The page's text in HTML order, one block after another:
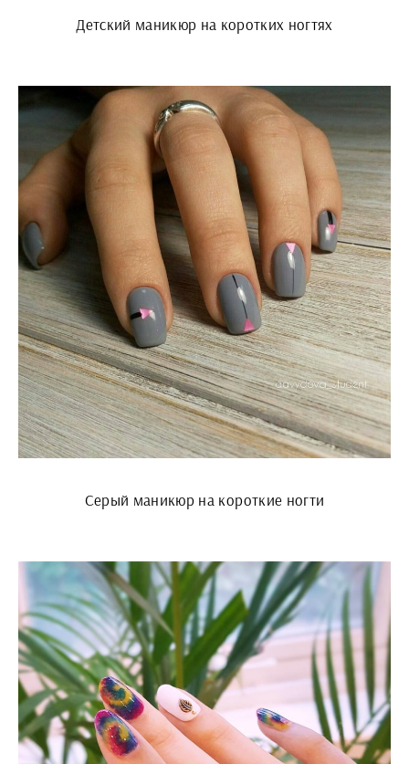
Детский маникюр на коротких ногтях
Серый маникюр на короткие ногти